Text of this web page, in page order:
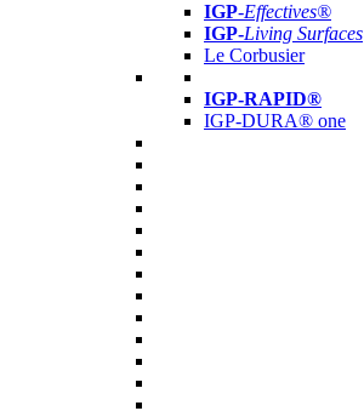
IGP-Effectives®
IGP-Living Surfaces
Le Corbusier
IGP-RAPID®
IGP-DURA® one